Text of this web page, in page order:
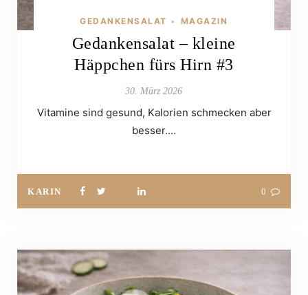
GEDANKENSALAT • MAGAZIN
Gedankensalat – kleine
Häppchen fürs Hirn #3
30. März 2026
Vitamine sind gesund, Kalorien schmecken aber
besser.…
KARIN 0